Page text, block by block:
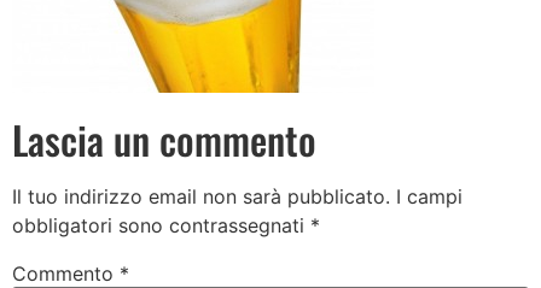
Lascia un commento
Il tuo indirizzo email non sarà pubblicato. I campi
obbligatori sono contrassegnati *
Commento *